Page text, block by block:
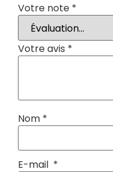
Votre note *
Votre avis *
Nom *
E-mail *